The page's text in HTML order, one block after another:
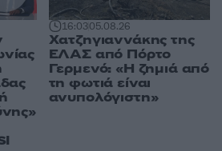
16:0305.08.26
Χατζηγιαννάκης της
ΕΛΑΣ από Πόρτο
Γερμενό: «Η ζημιά από
τη φωτιά είναι
ανυπολόγιστη»